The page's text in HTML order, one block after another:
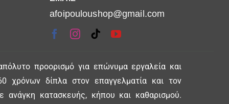
afoipouloushop@gmail.com
προορισμό για επώνυμα εργαλεία και
χρόνων δίπλα στον επαγγελματία και τον
ανάγκη κατασκευής, κήπου και καθαρισμού.